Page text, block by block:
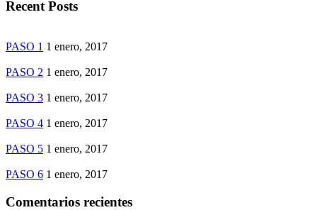
Recent Posts
PASO 1 1 enero, 2017
PASO 2 1 enero, 2017
PASO 3 1 enero, 2017
PASO 4 1 enero, 2017
PASO 5 1 enero, 2017
PASO 6 1 enero, 2017
Comentarios recientes